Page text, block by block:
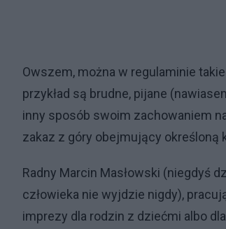
Owszem, można w regulaminie
przykład są brudne, pijane
inny sposób swoim zachowaniem
zakaz z góry obejmujący określoną
Radny Marcin Masłowski (niegdyś
człowieka nie wyjdzie nigdy),
imprezy dla rodzin z dziećmi albo